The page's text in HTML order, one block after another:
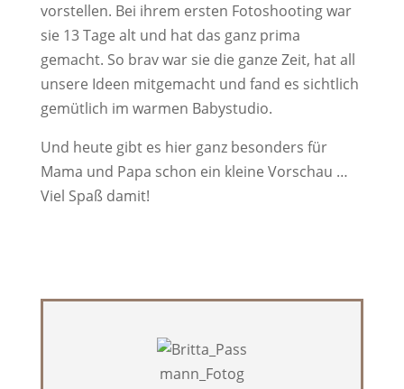
vorstellen. Bei ihrem ersten Fotoshooting war
sie 13 Tage alt und hat das ganz prima
gemacht. So brav war sie die ganze Zeit, hat all
unsere Ideen mitgemacht und fand es sichtlich
gemütlich im warmen Babystudio.
Und heute gibt es hier ganz besonders für
Mama und Papa schon ein kleine Vorschau …
Viel Spaß damit!